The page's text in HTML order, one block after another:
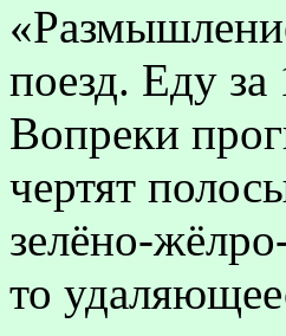
поезд. Еду
Вопреки
чертят
зелёно-
то